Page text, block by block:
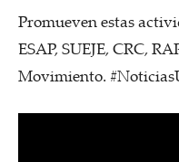
Promueven estas
ESAP, SUEJE, CRC,
Movimiento.